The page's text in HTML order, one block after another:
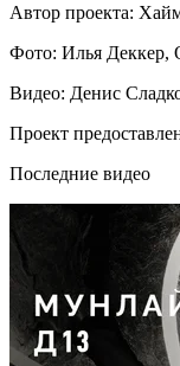
Автор проекта:
Фото: Илья
Видео: Денис
Проект
Последние видео